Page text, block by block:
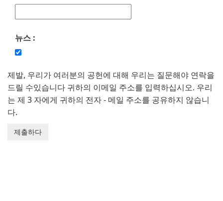
뉴스 :
제발, 우리가 여러분의 공헌에 대해 우리는 질문해야 연락을
드릴 수있습니다 귀하의 이메일 주소를 입력하십시오. 우리
는 제 3 자에게 귀하의 전자 - 메일 주소를 공유하지 않습니
다.